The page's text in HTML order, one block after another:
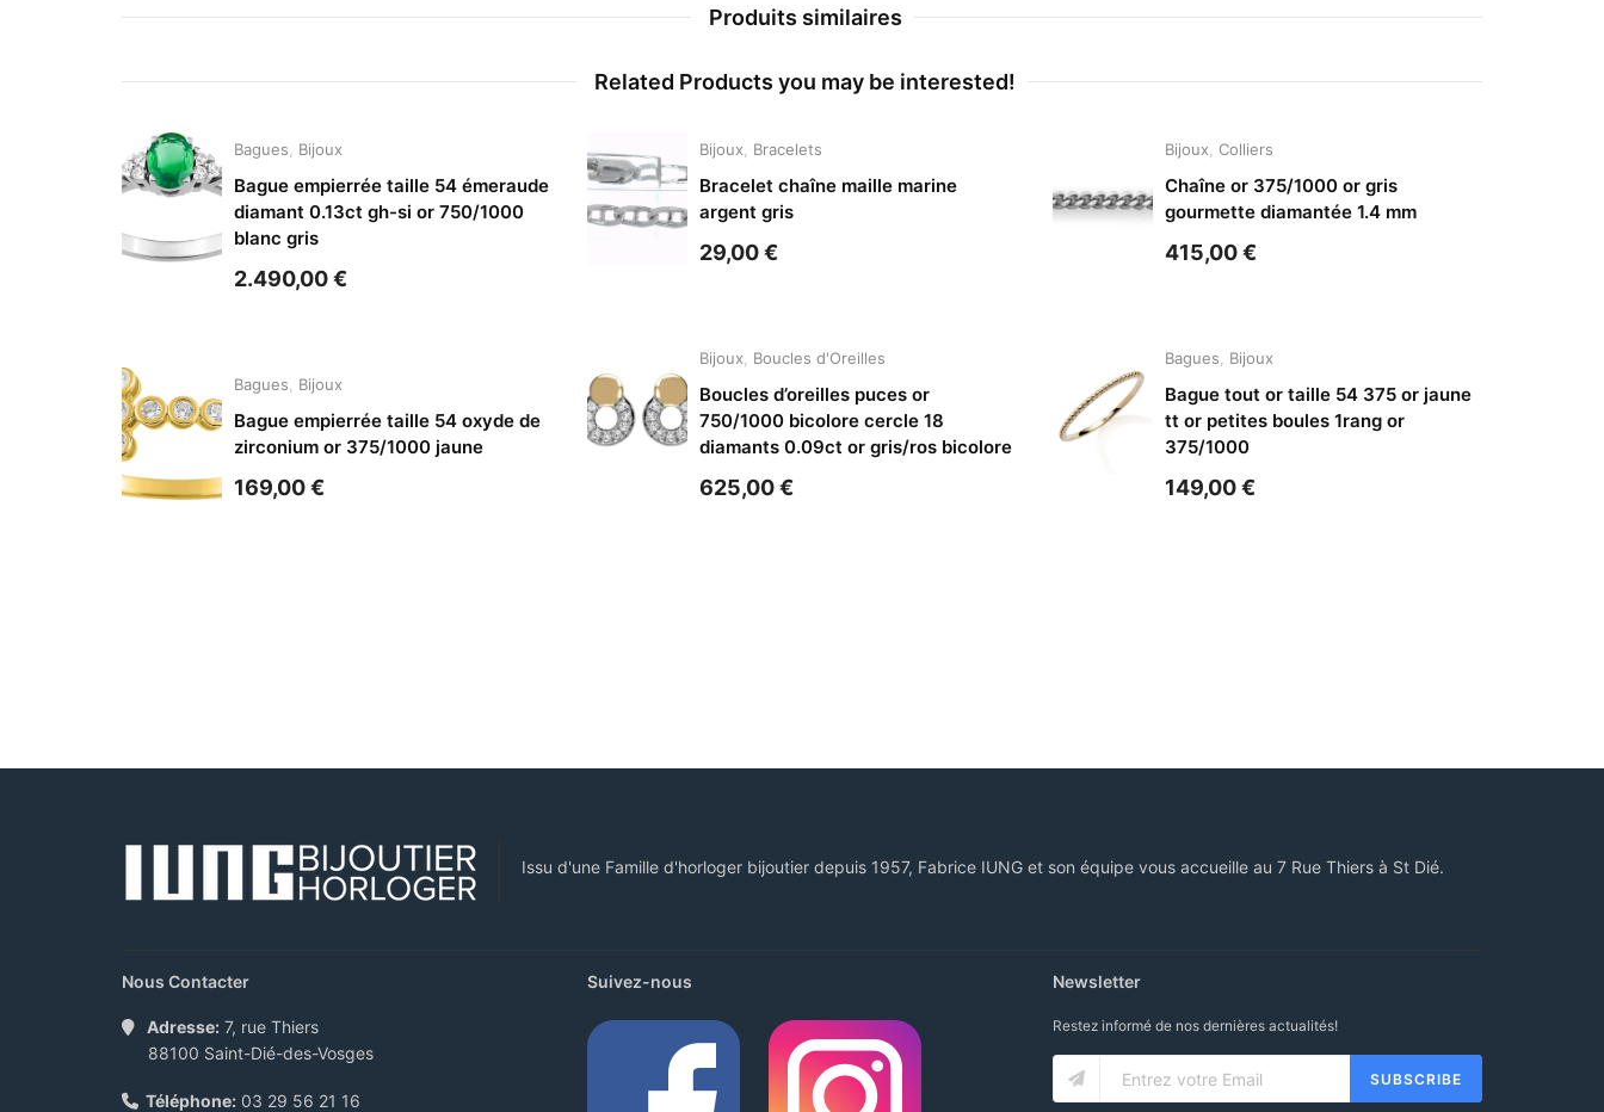
Produits similaires
Related Products you may be interested!
Bagues Bijoux
Bague empierrée taille 54 émeraude
diamant 0.13ct gh-si or 750/1000
blanc gris
2.490,00€
Bagues Bijoux
Bague empierrée taille 54 oxyde de
zirconium or 375/1000 jaune
169,00€
Bijoux Bracelets
Bracelet chaîne maille marine
argent gris
29,00€
Bijoux Boucles d'Oreilles
Boucles d’oreilles puces or
750/1000 bicolore cercle 18
diamants 0.09ct or gris/ros bicolore
625,00€
Bijoux Colliers
Chaîne or 375/1000 or gris
gourmette diamantée 1.4 mm
415,00€
Bagues Bijoux
Bague tout or taille 54 375 or jaune
tt or petites boules 1rang or
375/1000
149,00€
Issu d'une Famille d'horloger bijoutier depuis 1957, Fabrice IUNG et son équipe vous accueille au 7 Rue Thiers à St Dié.
Nous Contacter
Adresse: 7, rue Thiers
88100 Saint-Dié-des-Vosges
Téléphone: 03 29 56 21 16
Suivez-nous Newsletter
Restez informé de nos dernières actualités!
SUBSCRIBE